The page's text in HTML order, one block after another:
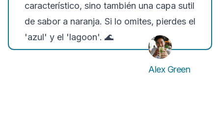
característico, sino también una capa sutil
de sabor a naranja. Si lo omites, pierdes el
'azul' y el 'lagoon'. 🌊
Alex Green